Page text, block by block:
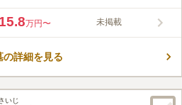
15.8万円〜 未掲載
の詳細を見る
いじ